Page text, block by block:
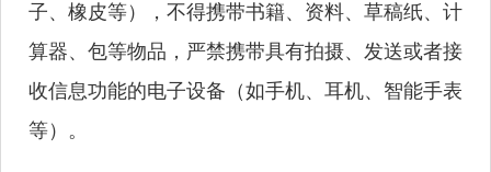
子、橡皮等），不得携带书籍、资料、草稿纸、计
算器、包等物品，严禁携带具有拍摄、发送或者接
收信息功能的电子设备（如手机、耳机、智能手表
等）。